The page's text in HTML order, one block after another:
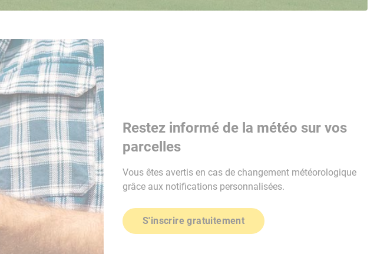
Restez informé de la météo sur vos
parcelles
Vous êtes avertis en cas de changement météorologique
grâce aux notifications personnalisées.
S'inscrire gratuitement